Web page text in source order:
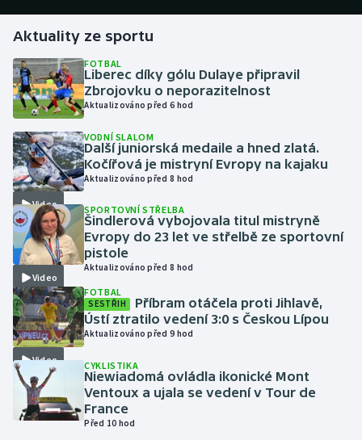
Golf
Gymnastika
Házená
Jezdectví
Judo
Krasobruslení
Lezení
Lyže a snowboard
Moderní pětiboj
Motorsport
Olympijské hry
Aktuality ze sportu
FOTBAL
Liberec díky gólu Dulaye připravil
Zbrojovku o neporazitelnost
Aktualizováno před 6 hod
Video
VODNÍ SLALOM
Další juniorská medaile a hned zlatá.
Kočířová je mistryní Evropy na kajaku
Aktualizováno před 8 hod
Video
SPORTOVNÍ STŘELBA
Šindlerová vybojovala titul mistryně
Evropy do 23 let ve střelbě ze sportovní
pistole
Aktualizováno před 8 hod
Video
FOTBAL
SESTŘIH
Příbram otáčela proti Jihlavě,
Ústí ztratilo vedení 3:0 s Českou Lípou
Aktualizováno před 9 hod
CYKLISTIKA
Niewiadomá ovládla ikonické Mont
Ventoux a ujala se vedení v Tour de
France
Před 10 hod